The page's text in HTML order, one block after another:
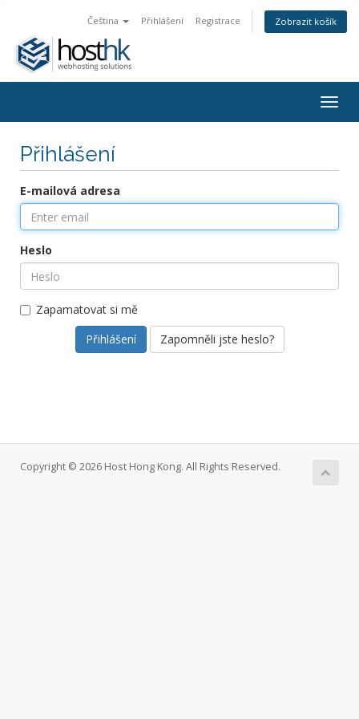
Čeština Přihlášení Registrace Zobrazit košík
Přihlášení
E-mailová adresa
Heslo
Zapamatovat si mě
Zapomněli jste heslo?
Copyright © 2026 Host Hong Kong. All Rights Reserved.